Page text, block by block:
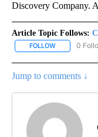
Discovery Company.
Article Topic Follows:
FOLLOW FOLLOW
0
Jump to comments ↓